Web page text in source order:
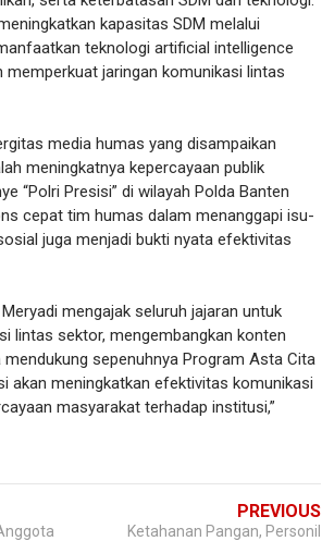
kapasitas SDM melalui
teknologi artificial intelligence
jaringan komunikasi lintas
media humas yang disampaikan
meningkatnya kepercayaan publik
“Polri Presisi” di wilayah Polda Banten
cepat tim humas dalam menanggapi isu-
juga menjadi bukti nyata efektivitas
mengajak seluruh jajaran untuk
lintas sektor, mengembangkan konten
sepenuhnya Program Asta Cita
akan meningkatkan efektivitas komunikasi
masyarakat terhadap institusi,”
PREVIOUS
Ketahanan Pangan, Personil